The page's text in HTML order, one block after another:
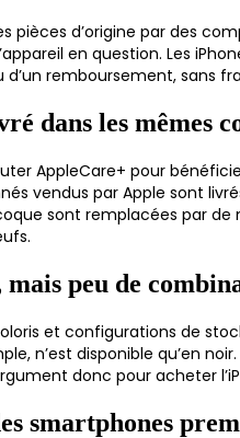
pièces d’origine par des
en question. Les
d’un remboursement, sans
dans les mêmes
AppleCare+ pour
vendus par Apple sont
sont remplacées par
peu de
et configurations de
n’est disponible qu’en
donc pour acheter
smartphones